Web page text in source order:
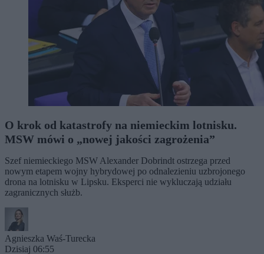
O krok od katastrofy na niemieckim lotnisku.
MSW mówi o „nowej jakości zagrożenia”
Szef niemieckiego MSW Alexander Dobrindt ostrzega przed
nowym etapem wojny hybrydowej po odnalezieniu uzbrojonego
drona na lotnisku w Lipsku. Eksperci nie wykluczają udziału
zagranicznych służb.
Agnieszka Waś-Turecka
Dzisiaj 06:55